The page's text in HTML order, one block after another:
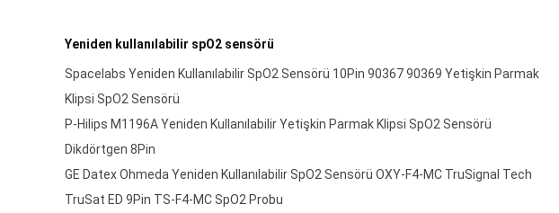
Yeniden kullanılabilir spO2 sensörü
Spacelabs Yeniden Kullanılabilir SpO2 Sensörü 10Pin 90367 90369 Yetişkin Parmak
Klipsi SpO2 Sensörü
P-Hilips M1196A Yeniden Kullanılabilir Yetişkin Parmak Klipsi SpO2 Sensörü
Dikdörtgen 8Pin
GE Datex Ohmeda Yeniden Kullanılabilir SpO2 Sensörü OXY-F4-MC TruSignal Tech
TruSat ED 9Pin TS-F4-MC SpO2 Probu